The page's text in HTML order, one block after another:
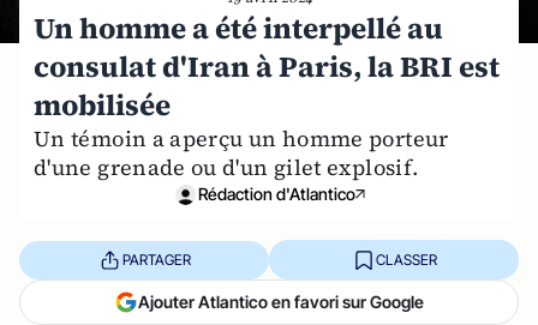
Un homme a été interpellé au
consulat d'Iran à Paris, la BRI est
mobilisée
Un témoin a aperçu un homme porteur
d'une grenade ou d'un gilet explosif.
Rédaction d'Atlantico
PARTAGER CLASSER
Ajouter Atlantico en favori sur Google